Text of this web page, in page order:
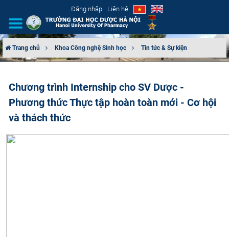
Đăng nhập Liên hệ
CƠ CẤU TỔ CHỨC
TUYỂN SINH
ĐÀO TẠO
Trang chủ Khoa Công nghệ Sinh học Tin tức & Sự kiện
Chương trình Internship cho SV Dược -
Phương thức Thực tập hoàn toàn mới - Cơ hội
và thách thức